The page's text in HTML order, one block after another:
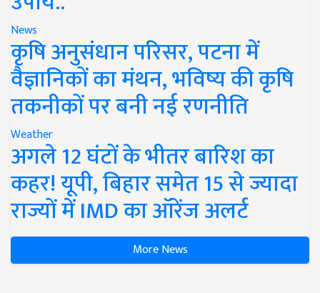
News
कृषि अनुसंधान परिसर, पटना में
वैज्ञानिकों का मंथन, भविष्य की कृषि
तकनीकों पर बनी नई रणनीति
Weather
अगले 12 घंटों के भीतर बारिश का
कहर! यूपी, बिहार समेत 15 से ज्यादा
राज्यों में IMD का ऑरेंज अलर्ट
More News